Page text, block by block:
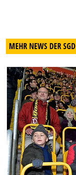
MEHR NEWS DER SGD